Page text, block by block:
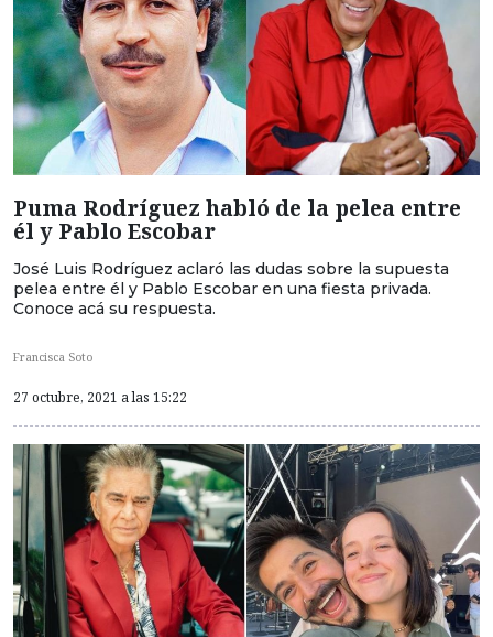
Puma Rodríguez habló de la pelea entre
él y Pablo Escobar
José Luis Rodríguez aclaró las dudas sobre la supuesta
pelea entre él y Pablo Escobar en una fiesta privada.
Conoce acá su respuesta.
Francisca Soto
27 octubre, 2021 a las 15:22